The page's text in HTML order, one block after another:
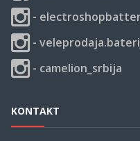
-
-
- camelion_srbija
KONTAKT